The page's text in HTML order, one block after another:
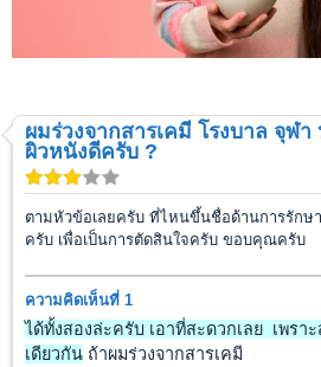
ผมร่วงจากสารเคมี โรงบาล จุฬ
ผิวหนังดีครับ ?
ตามหัวข้อเลยครับ ที่ไหนขึ้นชื่อด้านการรักษ
ครับ เพื่อเป็นการตัดสินใจครับ ขอบคุณครับ
ความคิดเห็นที่ 1
ได้ทั้งสองล่ะครับ เอาที่สะดวกเลย เพรา
เดียวกัน ถ้าผมร่วงจากสารเคมี